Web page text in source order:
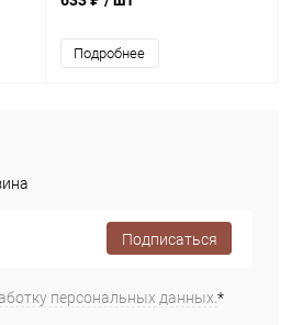
Подробнее
Подписаться
персональных данных.*